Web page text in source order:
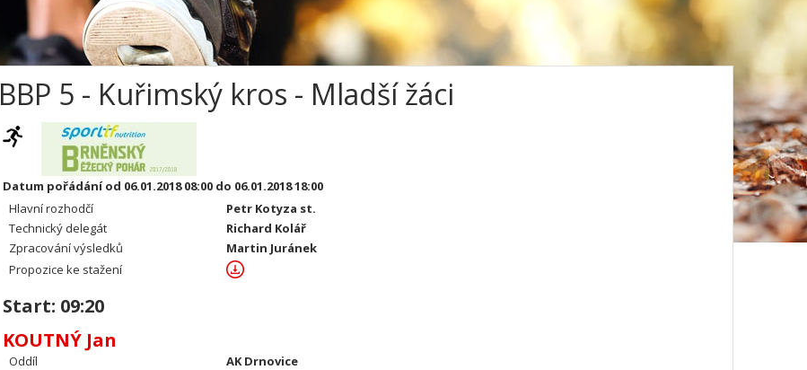
BBP 5 - Kuřimský kros - Mladší žáci
Datum pořádání od 06.01.2018 08:00 do 06.01.2018 18:00
Hlavní rozhodčí
Petr Kotyza st.
Technický delegát
Richard Kolář
Zpracování výsledků
Martin Juránek
Propozice ke stažení
Start: 09:20
KOUTNÝ Jan
Oddíl
AK Drnovice